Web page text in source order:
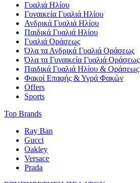
Γυαλιά Ηλίου
Γυναικεία Γυαλιά Ηλίου
Ανδρικά Γυαλιά Ηλίου
Παιδικά Γυαλιά Ηλίου
Γυαλιά Οράσεως
Όλα τα Ανδρικά Γυαλιά Οράσεως
Όλα τα Γυναικεία Γυαλιά Οράσεως
Παιδικά Γυαλιά Ηλίου & Οράσεως
Φακοί Επαφής & Υγρά Φακών
Offers
Sports
Top Brands
Ray Ban
Gucci
Oakley
Versace
Prada